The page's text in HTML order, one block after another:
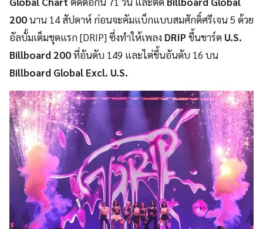
200นาน 14 สัปดาห์ ก่อนจะคัมแบ็กแบบสมศักดิ์ศรีเจน 5 ด้วย
อัลบั้มเต็มชุดแรก [DRIP] ซึ่งทำให้เพลง DRIPขึ้นชาร์ต U.S.
Billboard 200ที่อันดับ 149 และไต่ขึ้นอันดับ 16 บน
Billboard Global Excl. U.S.